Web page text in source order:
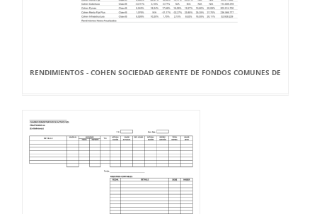
RENDIMIENTOS - COHEN SOCIEDAD GERENTE DE FONDOS COMUNES DE